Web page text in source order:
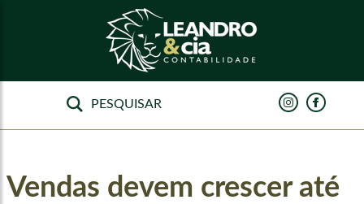
Vendas devem crescer até